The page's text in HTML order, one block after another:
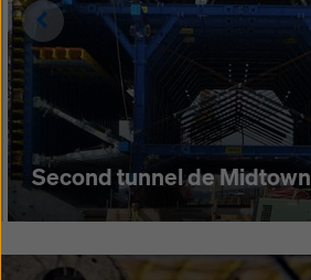
Second tunnel de Midtown
Left